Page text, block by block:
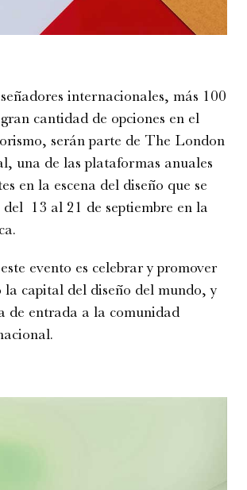
internacionales, más 100
cantidad de opciones en el
serán parte de The London
una de las plataformas anuales
en la escena del diseño que se
13 al 21 de septiembre en la
evento es celebrar y promover
la capital del diseño del mundo, y
de entrada a la comunidad